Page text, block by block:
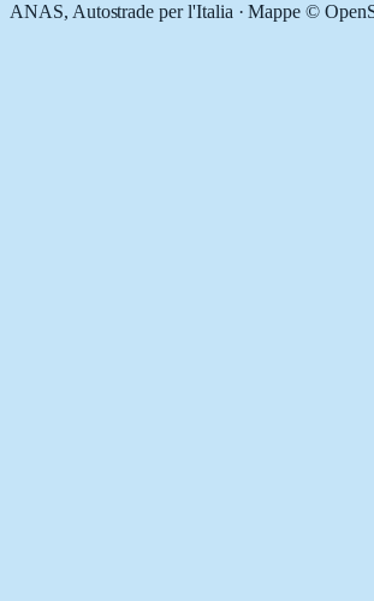
ANAS, Autostrade per l'Italia · Mappe ©